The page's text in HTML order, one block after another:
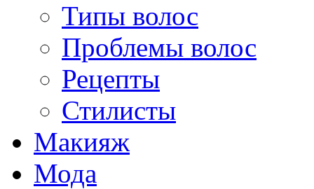
Типы волос
Проблемы волос
Рецепты
Стилисты
Макияж
Мода